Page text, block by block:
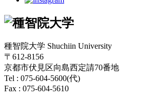
種智院大学 Shuchiin University
〒612-8156
京都市伏見区向島西定請70番地
Tel : 075-604-5600(代)
Fax : 075-604-5610